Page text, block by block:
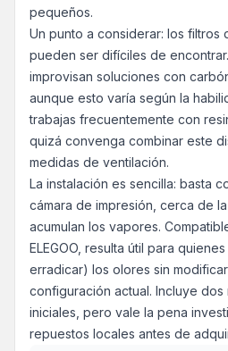
pequeños.
Un punto a considerar: los
pueden ser difíciles de
improvisan soluciones con
aunque esto varía según la
trabajas frecuentemente con
quizá convenga combinar este
medidas de ventilación.
La instalación es sencilla: basta
cámara de impresión, cerca de
acumulan los vapores.
ELEGOO, resulta útil para
erradicar) los olores sin
configuración actual. Incluye
iniciales, pero vale la pena
repuestos locales antes de